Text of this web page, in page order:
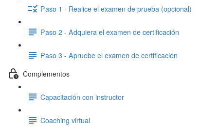
Paso 1 - Realice el examen de prueba (opcional)
Paso 2 - Adquiera el examen de certificación
Paso 3 - Apruebe el examen de certificación
Complementos
Capacitación con instructor
Coaching virtual